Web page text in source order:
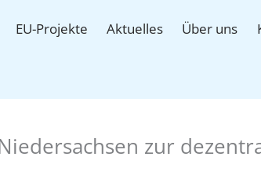
EU-Projekte Aktuelles Über uns
zur